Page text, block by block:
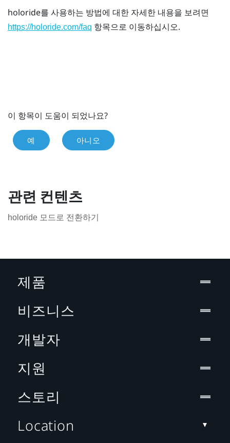
holoride를 사용하는 방법에 대한 자세한 내용을 보려면
https://holoride.com/faq 항목으로 이동하십시오.
이 항목이 도움이 되었나요?
예 아니오
관련 컨텐츠
holoride 모드로 전환하기
제품
비즈니스
개발자
지원
스토리
Location